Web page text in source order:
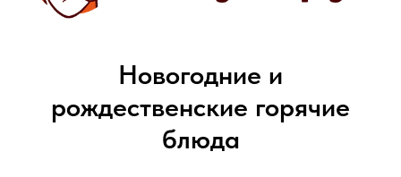
Новогодние и
рождественские горячие
блюда